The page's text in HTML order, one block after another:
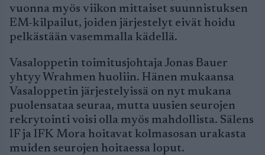
vuonna myös viikon mittaiset suunnistuksen
EM-kilpailut, joiden järjestelyt eivät hoidu
pelkästään vasemmalla kädellä.
Vasaloppetin toimitusjohtaja Jonas Bauer
yhtyy Wrahmen huoliin. Hänen mukaansa
Vasaloppetin järjestelyissä on nyt mukana
puolensataa seuraa, mutta uusien seurojen
rekrytointi voisi olla myös mahdollista. Sälens
IF ja IFK Mora hoitavat kolmasosan urakasta
muiden seurojen hoitaessa loput.